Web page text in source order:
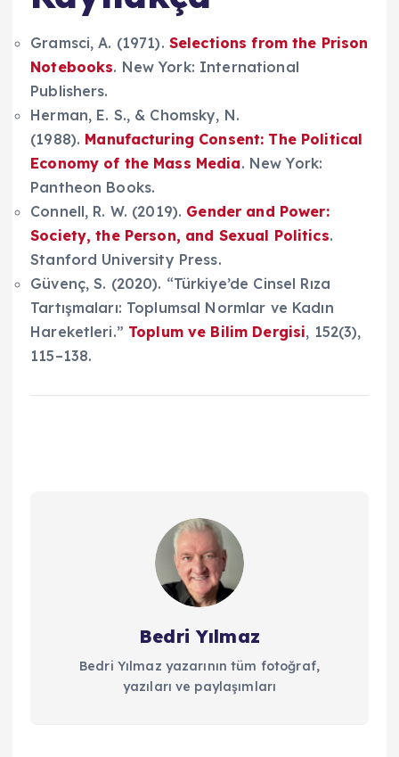
Gramsci, A. (1971). Selections from the Prison
Notebooks. New York: International
Publishers.
Herman, E. S., & Chomsky, N.
(1988). Manufacturing Consent: The Political
Economy of the Mass Media. New York:
Pantheon Books.
Connell, R. W. (2019). Gender and Power:
Society, the Person, and Sexual Politics.
Stanford University Press.
Güvenç, S. (2020). “Türkiye’de Cinsel Rıza
Tartışmaları: Toplumsal Normlar ve Kadın
Hareketleri.” Toplum ve Bilim Dergisi, 152(3),
115–138.
Bedri Yılmaz
Bedri Yılmaz yazarının tüm fotoğraf,
yazıları ve paylaşımları